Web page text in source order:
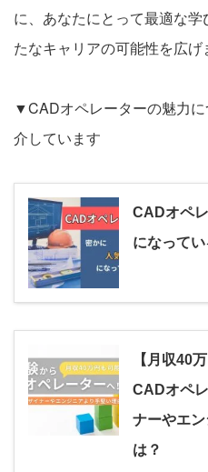
に、あなたにとって最適な
たなキャリアの可能性を広げ
▼CADオペレーターの魅力
介しています
CADオペ
になって
【月収40
CADオペ
ナーやエ
は？